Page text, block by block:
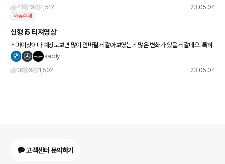
4
16 1,512 23.05.04
자유주제
신형 i5 티져영상
스파이샷이나 예상도보면 많이 안바뀔거 같아보였는데 많은 변화가 있을거 같네요. 특히
실내는 변화가 크네요.
ssody
3
6 1,502 23.05.04
고객센터 문의하기